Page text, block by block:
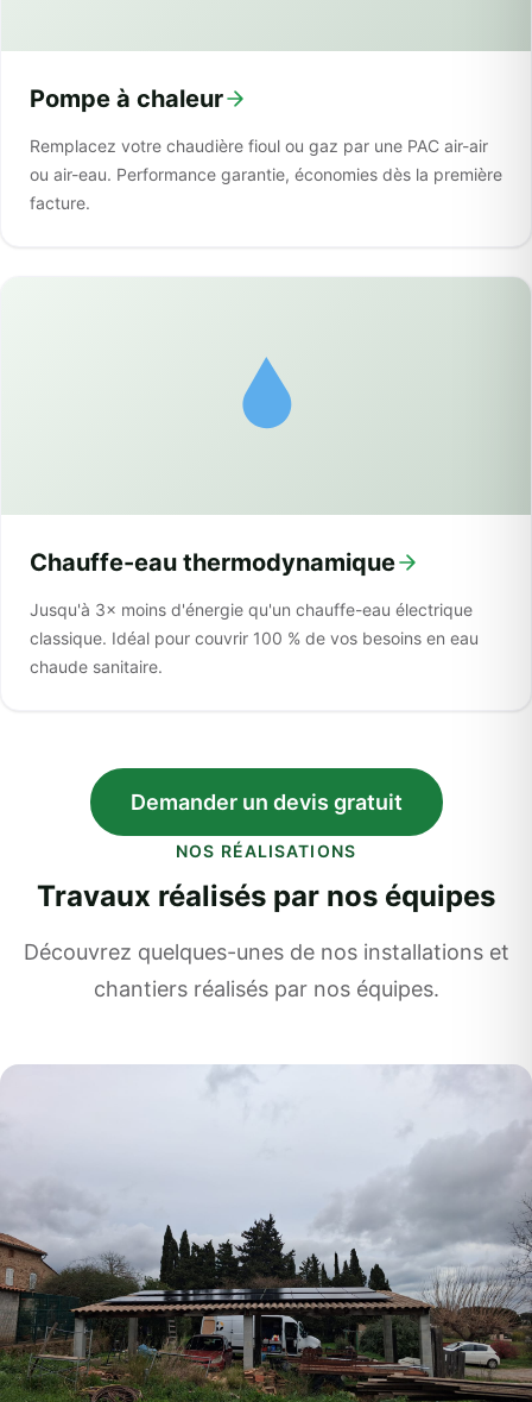
Pompe à chaleur
Remplacez votre chaudière fioul ou gaz par une PAC air-air
ou air-eau. Performance garantie, économies dès la première
facture.
Chauffe-eau thermodynamique
Jusqu'à 3× moins d'énergie qu'un chauffe-eau électrique
classique. Idéal pour couvrir 100 % de vos besoins en eau
chaude sanitaire.
Demander un devis gratuit
NOS RÉALISATIONS
Travaux réalisés par nos équipes
Découvrez quelques-unes de nos installations et
chantiers réalisés par nos équipes.